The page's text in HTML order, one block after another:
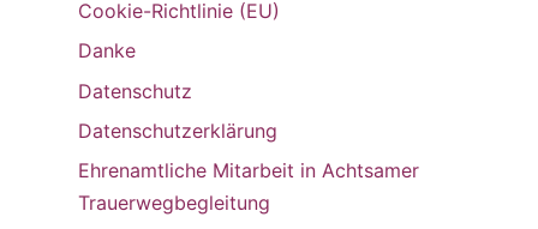
Cookie-Richtlinie (EU)
Danke
Datenschutz
Datenschutzerklärung
Ehrenamtliche Mitarbeit in Achtsamer
Trauerwegbegleitung